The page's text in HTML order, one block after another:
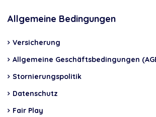
Allgemeine Bedingungen
Versicherung
Allgemeine Geschäftsbedingungen
Stornierungspolitik
Datenschutz
Fair Play